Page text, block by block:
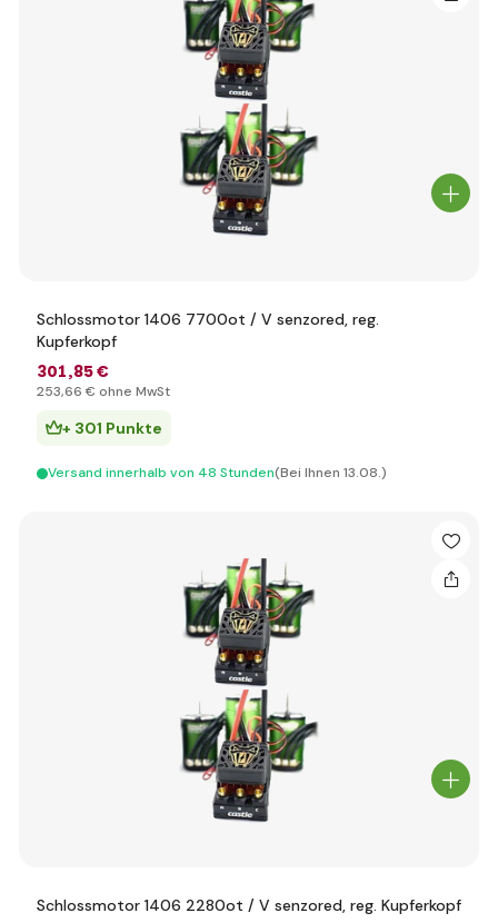
Schlossmotor 1406 7700ot / V senzored, reg.
Kupferkopf
301,85 €
253,66 € ohne MwSt
+ 301 Punkte
Versand innerhalb von 48 Stunden(Bei Ihnen 13.08.)
Schlossmotor 1406 2280ot / V senzored, reg. Kupferkopf